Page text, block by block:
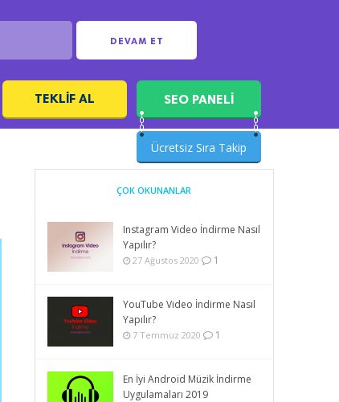
DEVAM ET
TEKLIF AL SEO PANELİ
Ücretsiz Sıra Takip
ÇOK OKUNANLAR
Instagram Video İndirme Nasıl
Yapılır?
27 Ağustos 2020 1
YouTube Video İndirme Nasıl
Yapılır?
7 Temmuz 2020 1
En İyi Android Müzik İndirme
Uygulamaları 2019